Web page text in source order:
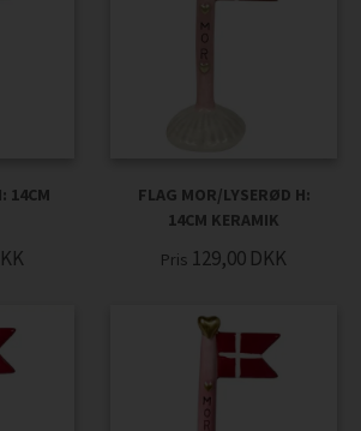
14CM
FLAG MOR/LYSERØD H:
14CM KERAMIK
Pris 129,00 DKK